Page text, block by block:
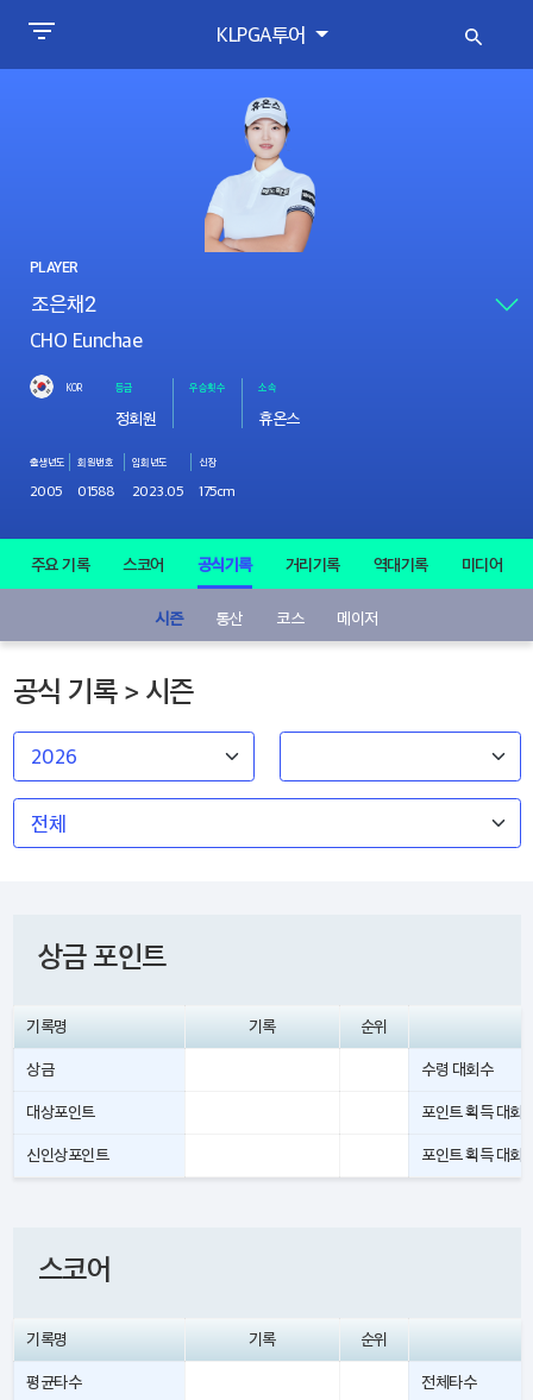
KLPGA투어
PLAYER
CHO Eunchae
KOR 등급
정회원
우승횟수 소속
휴온스
출생년도
2005
회원번호
01588
입회년도
2023.05
신장
175cm
주요 기록 스코어 공식기록 거리기록 역대기록 미디어
시즌 통산 코스 메이저
공식 기록 > 시즌
상금 포인트
기록명 기록 순위
상금 수령 대회수
대상포인트 포인트 획득 대회
신인상포인트 포인트 획득 대회
스코어
기록명 기록 순위
평균타수 전체타수